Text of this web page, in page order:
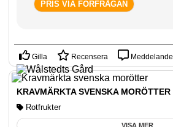
PRIS VIA FÖRFRÅGAN
Gilla Recensera Meddelande
KRAVMÄRKTA SVENSKA MORÖTTER
Rotfrukter
VISA MER